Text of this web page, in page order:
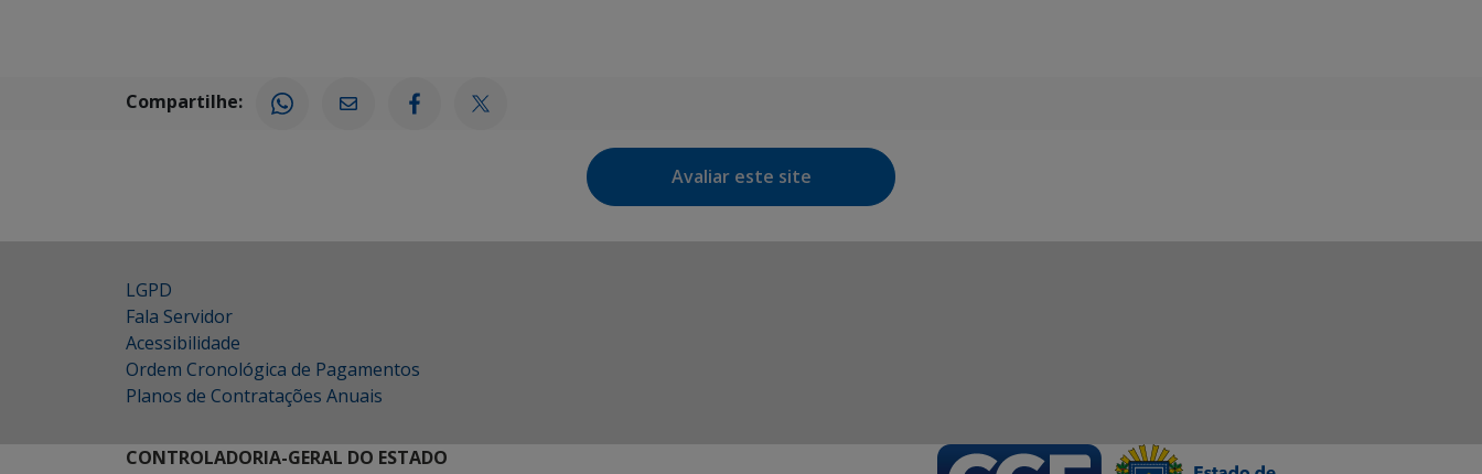
Compartilhe:
Avaliar este site
LGPD
Fala Servidor
Acessibilidade
Ordem Cronológica de Pagamentos
Planos de Contratações Anuais
CONTROLADORIA-GERAL DO ESTADO